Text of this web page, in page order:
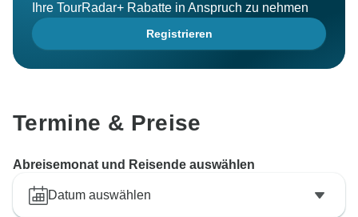
Ihre TourRadar+ Rabatte in Anspruch zu nehmen
Registrieren
Termine & Preise
Abreisemonat und Reisende auswählen
Datum auswählen